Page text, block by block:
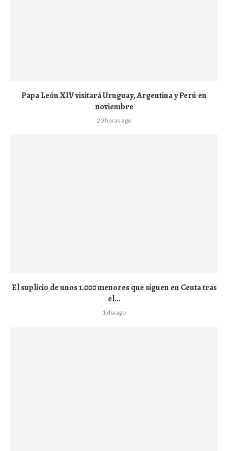
Papa León XIV visitará Uruguay, Argentina y Perú en
noviembre
20 horas ago
El suplicio de unos 1.000 menores que siguen en Ceuta tras
el...
1 día ago